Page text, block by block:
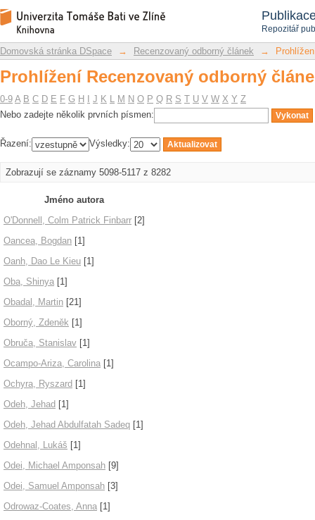
Repozitář
Prohlížení Recenzovaný odborný
Repozitář DSpace/Manakin
Domovská stránka DSpace → Recenzovaný odborný článek →
Prohlížení Recenzovaný odborný
0-9 A B C D E F G H J K L M N O P Q R S T U V W X Y Z
Nebo zadejte několik prvních písmen:
Řazení: Výsledky:
Zobrazují se záznamy 5098-5117 z 8282
Jméno autora
O'Donnell, Colm Patrick Finbarr [2]
Oancea, Bogdan [1]
Oanh, Dao Le Kieu [1]
Oba, Shinya [1]
Obadal, Martin [21]
Oborný, Zdeněk [1]
Obruča, Stanislav [1]
Ocampo-Ariza, Carolina [1]
Ochyra, Ryszard [1]
Odeh, Jehad [1]
Odeh, Jehad Abdulfatah Sadeq [1]
Odehnal, Lukáš [1]
Odei, Michael Amponsah [9]
Odei, Samuel Amponsah [3]
Odrowaz-Coates, Anna [1]